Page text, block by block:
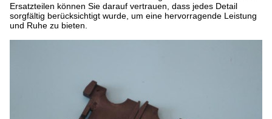
Ersatzteilen können Sie darauf vertrauen, dass jedes Detail
sorgfältig berücksichtigt wurde, um eine hervorragende Leistung
und Ruhe zu bieten.